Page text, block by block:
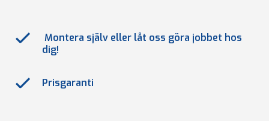
Montera själv eller låt oss göra jobbet hos
dig!
Prisgaranti